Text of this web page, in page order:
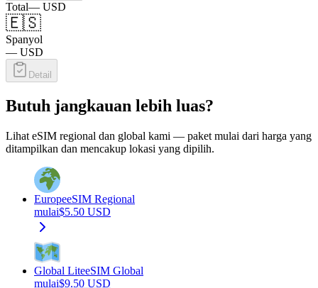
Total— USD
🇪🇸
Spanyol
— USD
Detail
Butuh jangkauan lebih luas?
Lihat eSIM regional dan global kami — paket mulai dari harga yang
ditampilkan dan mencakup lokasi yang dipilih.
EuropeeSIM Regional
mulai$5.50 USD
Global LiteeSIM Global
mulai$9.50 USD